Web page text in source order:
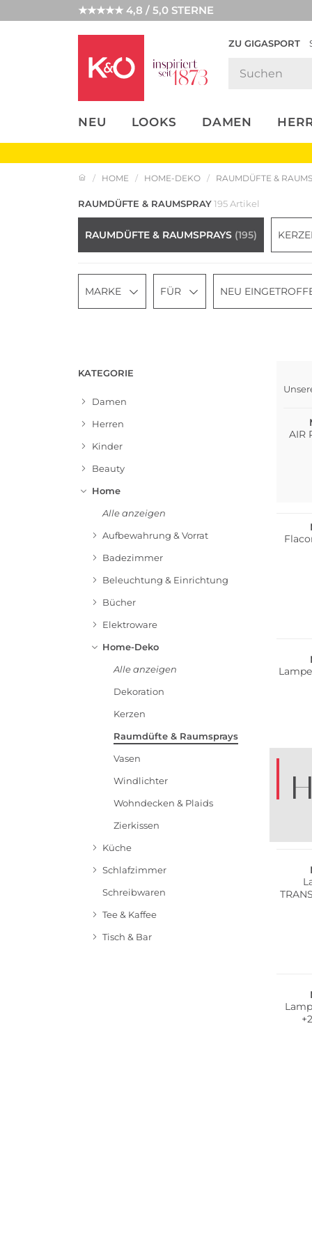
★★★★★ 4,8 / 5,0 STERNE
ZU GIGASPORT
NEU LOOKS DAMEN
UNSERE APP
CLICK &
HOME HOME-DEKO RAUMDÜFTE &
RAUMDÜFTE & RAUMSPRAY195 Artikel
RAUMDÜFTE & RAUMSPRAYS (195)
MARKE FÜR NEU
KATEGORIE
Damen
Herren
Kinder
Beauty
Home
Alle anzeigen
Aufbewahrung & Vorrat
Badezimmer
Beleuchtung & Einrichtung
Bücher
Elektroware
Home-Deko
Alle anzeigen
Dekoration
Kerzen
Raumdüfte & Raumsprays
Vasen
Windlichter
Wohndecken & Plaids
Zierkissen
Küche
Schlafzimmer
Schreibwaren
Tee & Kaffee
Tisch & Bar
AIR